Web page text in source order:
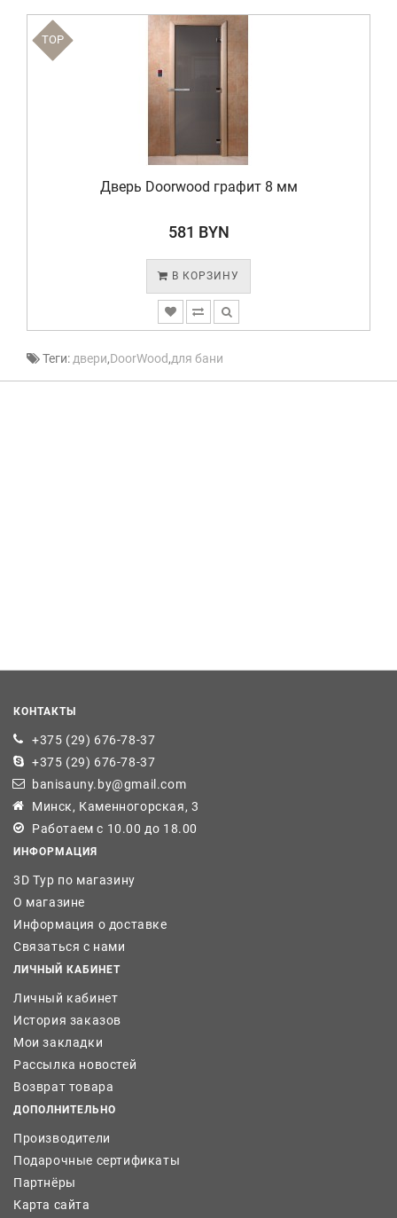
TOP
Дверь Doorwood графит 8 мм
581 BYN
В КОРЗИНУ
Теги: двери,DoorWood,для бани
КОНТАКТЫ
+375 (29) 676-78-37
+375 (29) 676-78-37
banisauny.by@gmail.com
Минск, Каменногорская, 3
Работаем с 10.00 до 18.00
ИНФОРМАЦИЯ
3D Тур по магазину
О магазине
Информация о доставке
Связаться с нами
ЛИЧНЫЙ КАБИНЕТ
Личный кабинет
История заказов
Мои закладки
Рассылка новостей
Возврат товара
ДОПОЛНИТЕЛЬНО
Производители
Подарочные сертификаты
Партнёры
Карта сайта